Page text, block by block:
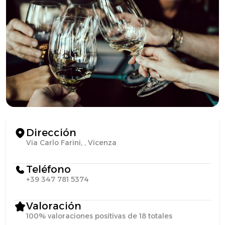
Dirección
Via Carlo Farini, , Vicenza
Teléfono
+39 347 781 5374
Valoración
100% valoraciones positivas de 18 totales